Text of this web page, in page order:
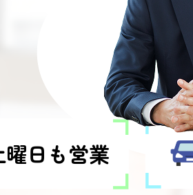
曜日も営業